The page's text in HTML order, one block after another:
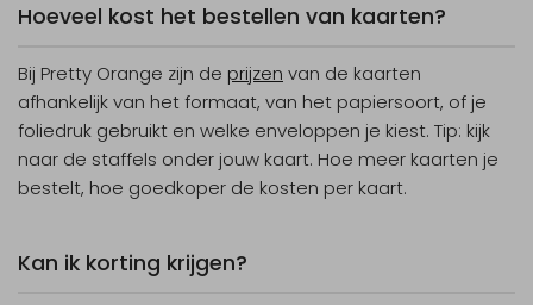
Hoeveel kost het bestellen van kaarten?
Bij Pretty Orange zijn de prijzen van de kaarten
afhankelijk van het formaat, van het papiersoort, of je
foliedruk gebruikt en welke enveloppen je kiest. Tip: kijk
naar de staffels onder jouw kaart. Hoe meer kaarten je
bestelt, hoe goedkoper de kosten per kaart.
Kan ik korting krijgen?